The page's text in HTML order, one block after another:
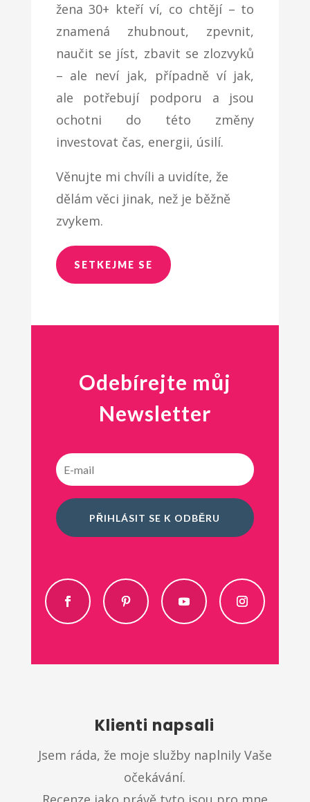
žena 30+ kteří ví, co chtějí – to
znamená zhubnout, zpevnit,
naučit se jíst, zbavit se zlozvyků
– ale neví jak, případně ví jak,
ale potřebují podporu a jsou
ochotni do této změny
investovat čas, energii, úsilí.
Věnujte mi chvíli a uvidíte, že
dělám věci jinak, než je běžně
zvykem.
SETKEJME SE
Odebírejte můj
Newsletter
PŘIHLÁSIT SE K ODBĚRU
Klienti napsali
Jsem ráda, že moje služby naplnily Vaše
očekávání.